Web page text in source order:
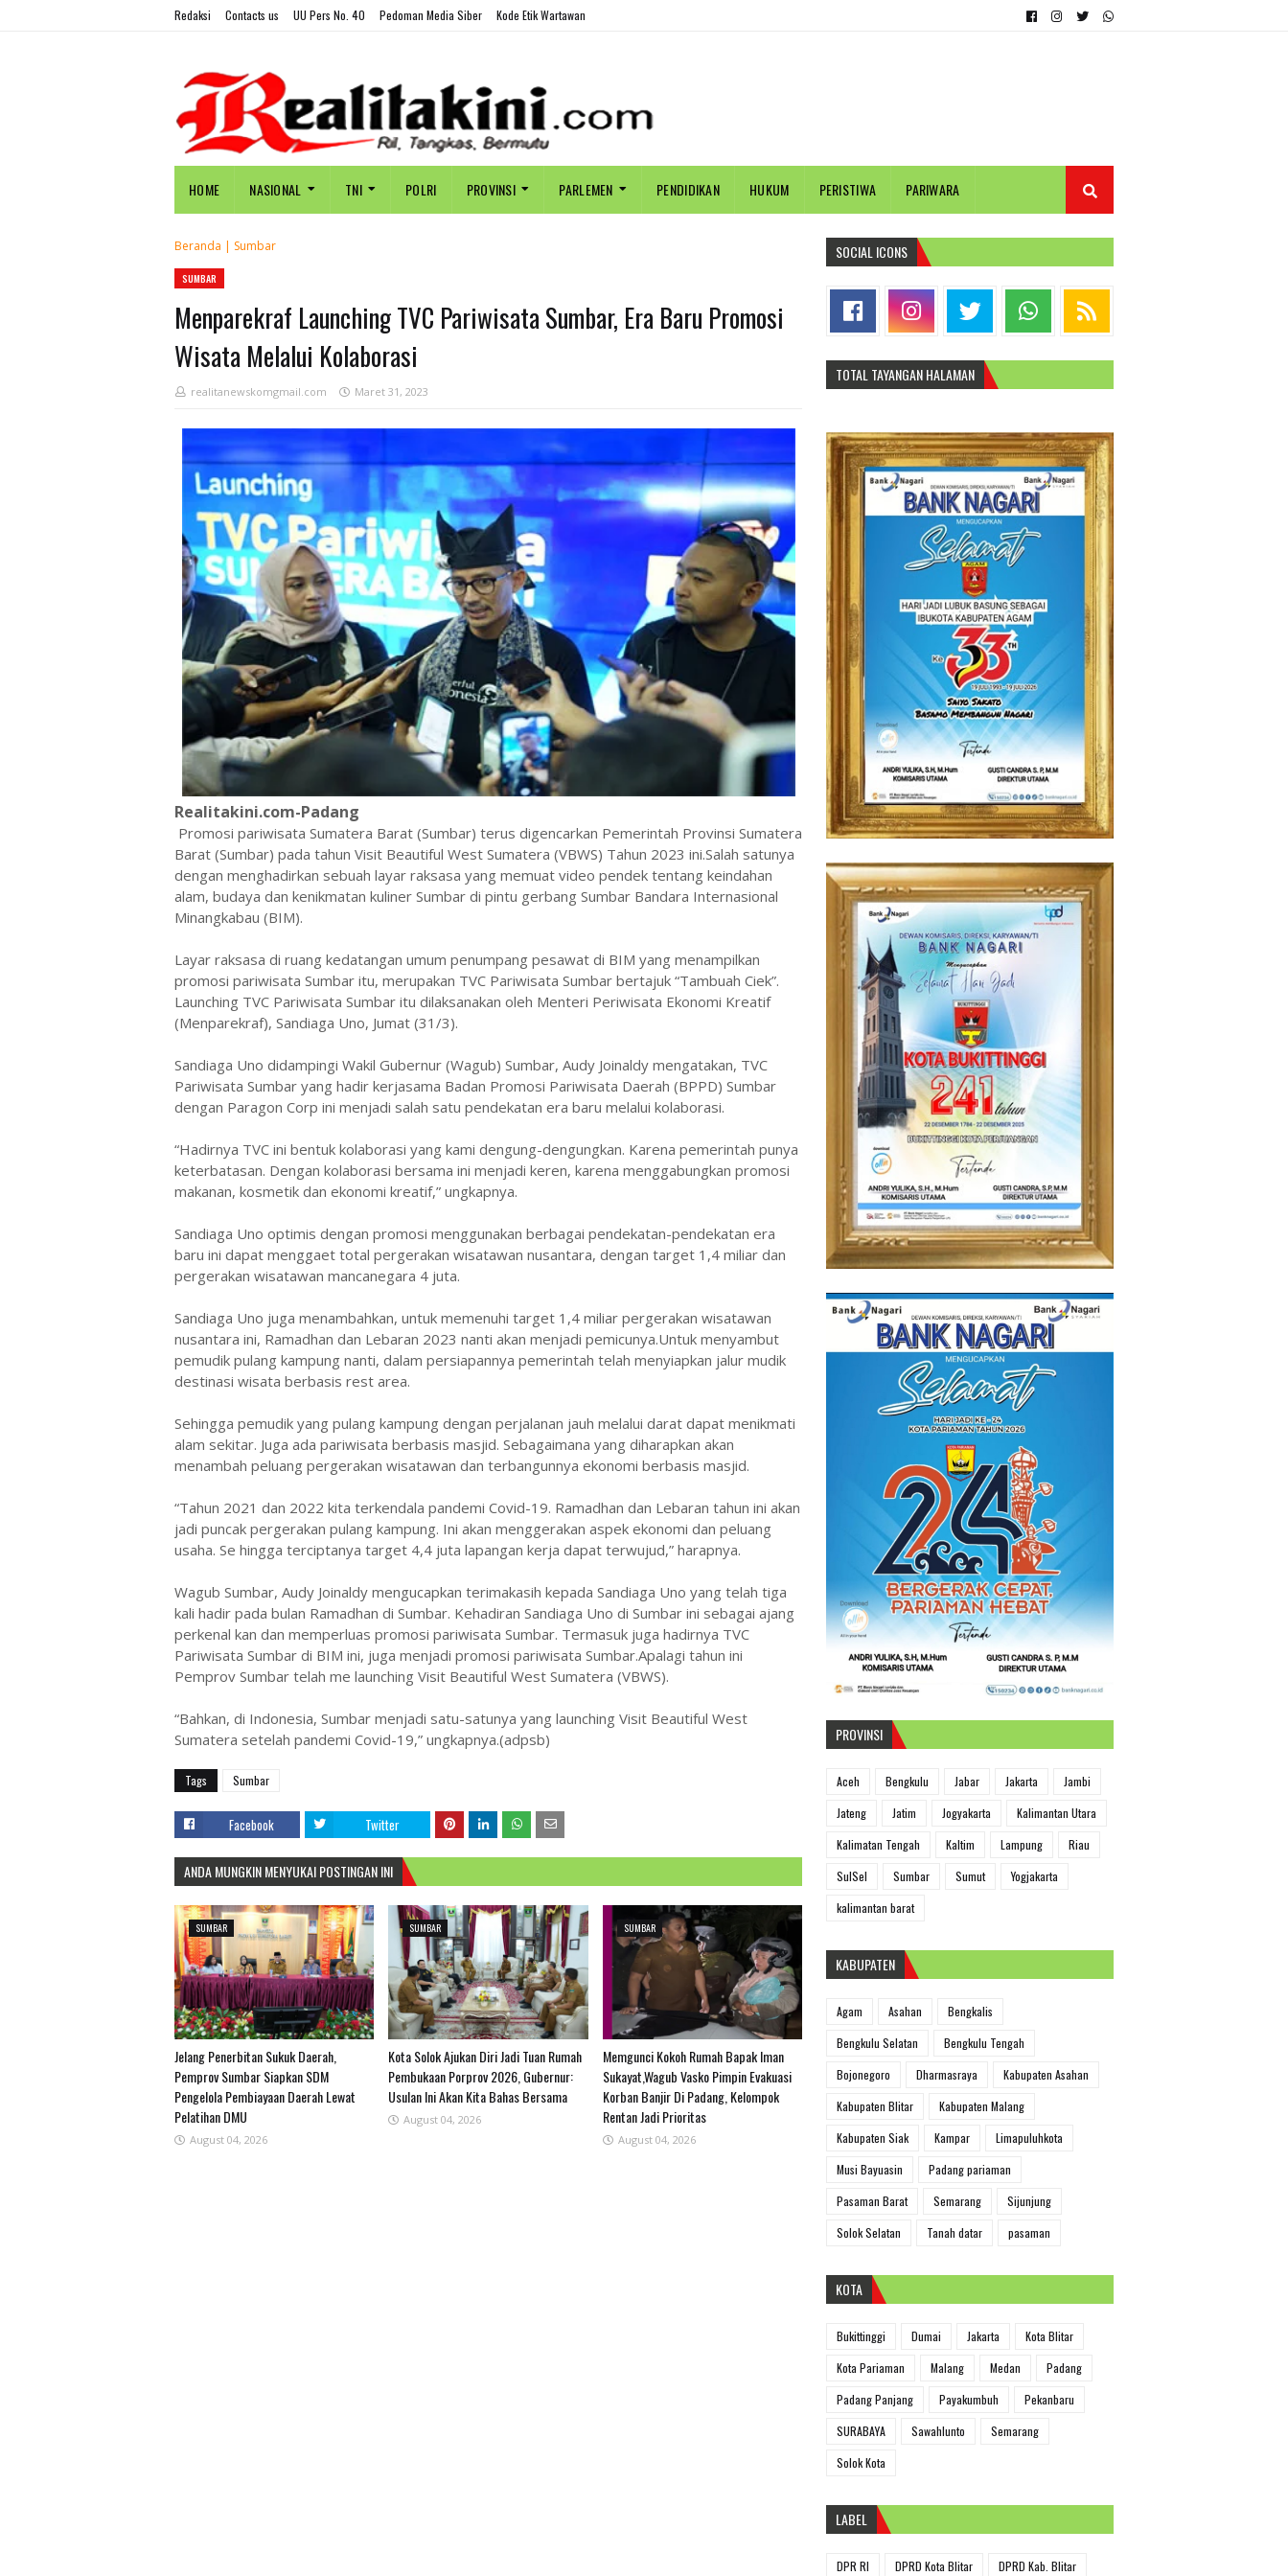
Redaksi Contacts us UU Pers No. 40 Pedoman Media Siber Kode Etik Wartawan
HOME NASIONAL TNI POLRI PROVINSI PARLEMEN PENDIDIKAN HUKUM PERISTIWA PARIWARA
Beranda | Sumbar
SUMBAR
Menparekraf Launching TVC Pariwisata Sumbar, Era Baru Promosi
Wisata Melalui Kolaborasi
realitanewskomgmail.com Maret 31, 2023
Realitakini.com-Padang
Promosi pariwisata Sumatera Barat (Sumbar) terus digencarkan Pemerintah Provinsi Sumatera
Barat (Sumbar) pada tahun Visit Beautiful West Sumatera (VBWS) Tahun 2023 ini.Salah satunya
dengan menghadirkan sebuah layar raksasa yang memuat video pendek tentang keindahan
alam, budaya dan kenikmatan kuliner Sumbar di pintu gerbang Sumbar Bandara Internasional
Minangkabau (BIM).
Layar raksasa di ruang kedatangan umum penumpang pesawat di BIM yang menampilkan
promosi pariwisata Sumbar itu, merupakan TVC Pariwisata Sumbar bertajuk “Tambuah Ciek”.
Launching TVC Pariwisata Sumbar itu dilaksanakan oleh Menteri Periwisata Ekonomi Kreatif
(Menparekraf), Sandiaga Uno, Jumat (31/3).
Sandiaga Uno didampingi Wakil Gubernur (Wagub) Sumbar, Audy Joinaldy mengatakan, TVC
Pariwisata Sumbar yang hadir kerjasama Badan Promosi Pariwisata Daerah (BPPD) Sumbar
dengan Paragon Corp ini menjadi salah satu pendekatan era baru melalui kolaborasi.
“Hadirnya TVC ini bentuk kolaborasi yang kami dengung-dengungkan. Karena pemerintah punya
keterbatasan. Dengan kolaborasi bersama ini menjadi keren, karena menggabungkan promosi
makanan, kosmetik dan ekonomi kreatif,” ungkapnya.
Sandiaga Uno optimis dengan promosi menggunakan berbagai pendekatan-pendekatan era
baru ini dapat menggaet total pergerakan wisatawan nusantara, dengan target 1,4 miliar dan
pergerakan wisatawan mancanegara 4 juta.
Sandiaga Uno juga menambahkan, untuk memenuhi target 1,4 miliar pergerakan wisatawan
nusantara ini, Ramadhan dan Lebaran 2023 nanti akan menjadi pemicunya.Untuk menyambut
pemudik pulang kampung nanti, dalam persiapannya pemerintah telah menyiapkan jalur mudik
destinasi wisata berbasis rest area.
Sehingga pemudik yang pulang kampung dengan perjalanan jauh melalui darat dapat menikmati
alam sekitar. Juga ada pariwisata berbasis masjid. Sebagaimana yang diharapkan akan
menambah peluang pergerakan wisatawan dan terbangunnya ekonomi berbasis masjid.
“Tahun 2021 dan 2022 kita terkendala pandemi Covid-19. Ramadhan dan Lebaran tahun ini akan
jadi puncak pergerakan pulang kampung. Ini akan menggerakan aspek ekonomi dan peluang
usaha. Se hingga terciptanya target 4,4 juta lapangan kerja dapat terwujud,” harapnya.
Wagub Sumbar, Audy Joinaldy mengucapkan terimakasih kepada Sandiaga Uno yang telah tiga
kali hadir pada bulan Ramadhan di Sumbar. Kehadiran Sandiaga Uno di Sumbar ini sebagai ajang
perkenal kan dan memperluas promosi pariwisata Sumbar. Termasuk juga hadirnya TVC
Pariwisata Sumbar di BIM ini, juga menjadi promosi pariwisata Sumbar.Apalagi tahun ini
Pemprov Sumbar telah me launching Visit Beautiful West Sumatera (VBWS).
“Bahkan, di Indonesia, Sumbar menjadi satu-satunya yang launching Visit Beautiful West
Sumatera setelah pandemi Covid-19,” ungkapnya.(adpsb)
Tags Sumbar
Facebook Twitter
ANDA MUNGKIN MENYUKAI POSTINGAN INI
SUMBAR
Jelang Penerbitan Sukuk Daerah,
Pemprov Sumbar Siapkan SDM
Pengelola Pembiayaan Daerah Lewat
Pelatihan DMU
August 04, 2026
SUMBAR
Kota Solok Ajukan Diri Jadi Tuan Rumah
Pembukaan Porprov 2026, Gubernur:
Usulan Ini Akan Kita Bahas Bersama
August 04, 2026
SUMBAR
Memgunci Kokoh Rumah Bapak Iman
Sukayat,Wagub Vasko Pimpin Evakuasi
Korban Banjir Di Padang, Kelompok
Rentan Jadi Prioritas
August 04, 2026
SOCIAL ICONS
TOTAL TAYANGAN HALAMAN
PROVINSI
Aceh Bengkulu Jabar Jakarta
Jambi
Jateng
Jatim Jogyakarta
Kalimantan Utara
Kalimatan Tengah
Kaltim Lampung
Riau
SulSel
Sumbar Sumut
Yogjakarta
kalimantan barat
KABUPATEN
Agam Asahan
Bengkalis
Bengkulu Selatan
Bengkulu Tengah
Bojonegoro
Dharmasraya
Kabupaten Asahan
Kabupaten Blitar
Kabupaten Malang
Kabupaten Siak
Kampar
Limapuluhkota
Musi Bayuasin
Padang pariaman
Pasaman Barat
Semarang
Sijunjung
Solok Selatan
Tanah datar pasaman
KOTA
Bukittinggi Dumai Jakarta
Kota Blitar
Kota Pariaman
Malang Medan
Padang
Padang Panjang
Payakumbuh
Pekanbaru
SURABAYA
Sawahlunto
Semarang
Solok Kota
LABEL
DPR RI DPRD Kota Blitar DPRD Kab. Blitar